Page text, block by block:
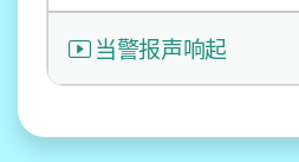
当警报声响起